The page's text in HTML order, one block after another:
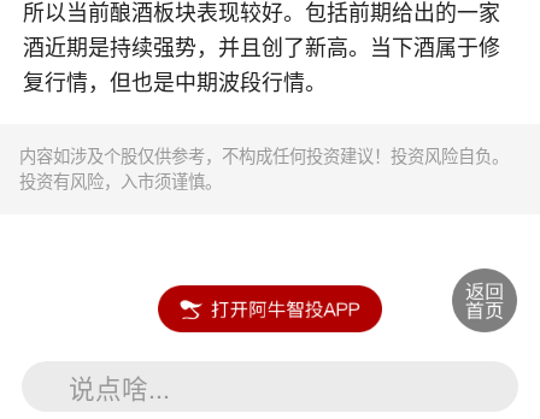
所以当前酿酒板块表现较好。包括前期给出的一家
酒近期是持续强势，并且创了新高。当下酒属于修
复行情，但也是中期波段行情。
内容如涉及个股仅供参考，不构成任何投资建议！投资风险自负。
投资有风险，入市须谨慎。
说点啥...